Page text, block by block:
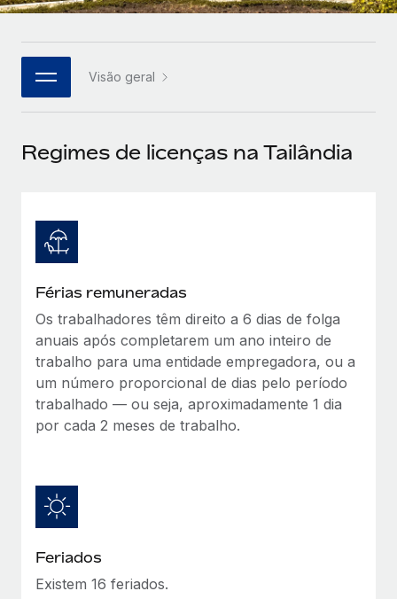
日本語
한국어
中文（简体）
Visão geral
Regimes de licenças na Tailândia
Férias remuneradas
Os trabalhadores têm direito a 6 dias de folga
anuais após completarem um ano inteiro de
trabalho para uma entidade empregadora, ou a
um número proporcional de dias pelo período
trabalhado — ou seja, aproximadamente 1 dia
por cada 2 meses de trabalho.
Feriados
Existem 16 feriados.